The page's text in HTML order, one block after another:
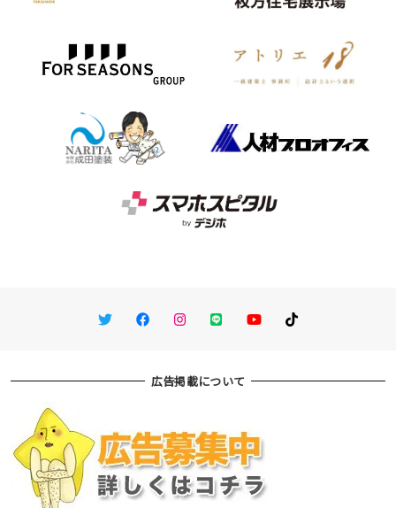
TwitterFacebookInstagram
LINE You TubeTikTok
広告掲載について